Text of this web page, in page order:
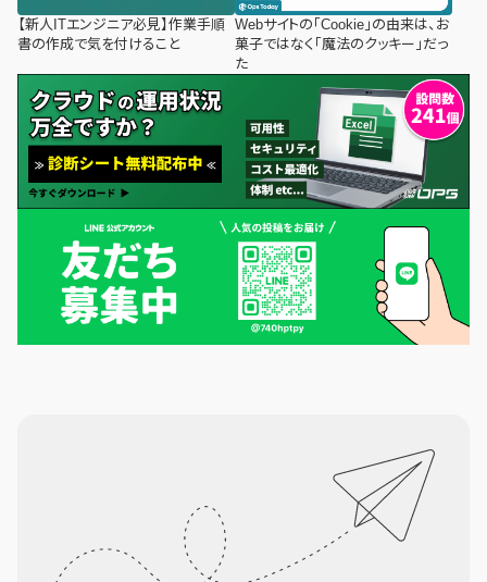
【新人ITエンジニア必見】作業手順
書の作成で気を付けること
Webサイトの「Cookie」の由来は、お
菓子ではなく「魔法のクッキー」だっ
た